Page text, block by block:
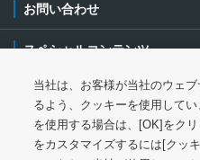
お問い合わせ
スペシャルコンテンツ
ご利用条件・ご注意
ソーシャルメディアポリシー
当社は、お客様が当社のウェ
るよう、クッキーを使用して
を使用する場合は、[OK]をク
をカスタマイズするには[クッ